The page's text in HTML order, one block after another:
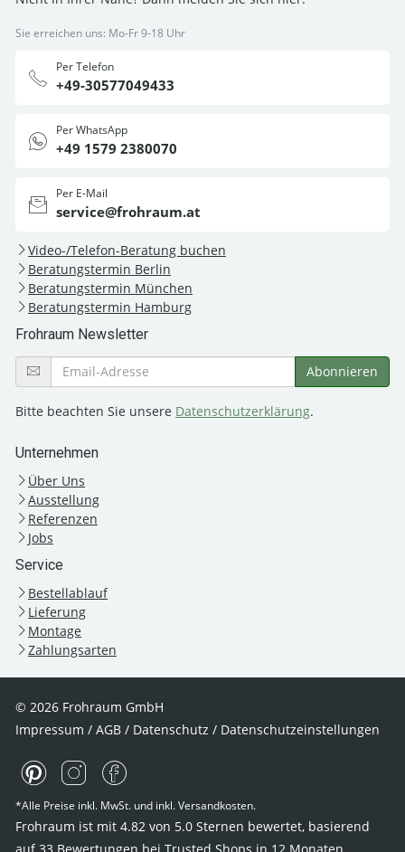
Sie erreichen uns: Mo-Fr 9-18 Uhr
Per Telefon
+49-30577049433
Per WhatsApp
+49 1579 2380070
Per E-Mail
service@frohraum.at
Video-/Telefon-Beratung buchen
Beratungstermin Berlin
Beratungstermin München
Beratungstermin Hamburg
Frohraum Newsletter
Bitte beachten Sie unsere Datenschutzerklärung.
Unternehmen
Über Uns
Ausstellung
Referenzen
Jobs
Service
Bestellablauf
Lieferung
Montage
Zahlungsarten
© 2026 Frohraum GmbH
Impressum / AGB / Datenschutz / Datenschutzeinstellungen
*Alle Preise inkl. MwSt. und inkl. Versandkosten.
Frohraum ist mit 4.82 von 5.0 Sternen bewertet, basierend
auf 33 Bewertungen bei Trusted Shops in 12 Monaten.